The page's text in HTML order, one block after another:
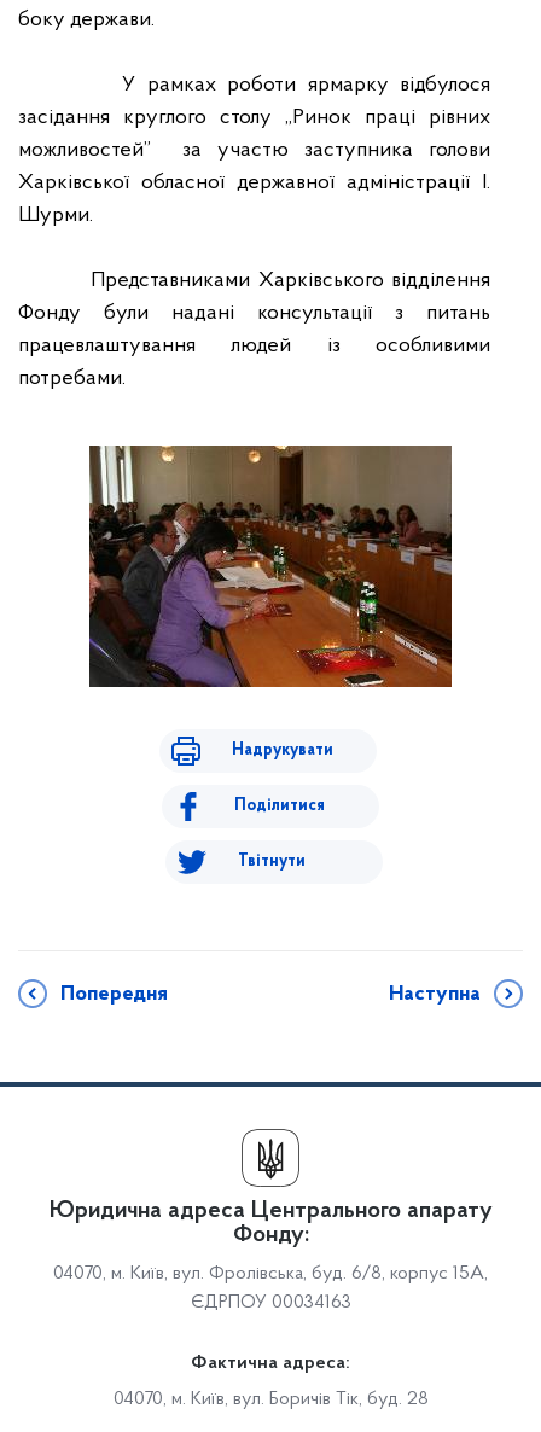
боку держави.
У рамках роботи ярмарку відбулося
засідання круглого столу „Ринок праці рівних
можливостей”
за участю заступника голови
Харківської обласної державної адміністрації І.
Шурми.
Представниками Харківського відділення
Фонду були надані консультації з питань
працевлаштування людей із особливими
потребами.
Надрукувати
Поділитися
Твітнути
Попередня Наступна
Юридична адреса Центрального апарату
Фонду:
04070, м. Київ, вул. Фролівська, буд. 6/8, корпус 15А,
ЄДРПОУ 00034163
Фактична адреса:
04070, м. Київ, вул. Боричів Тік, буд. 28